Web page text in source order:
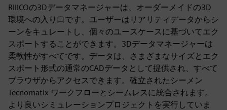
RIIICOの3Dデータマネージャーは、オーダーメイドの3D
環境への入り口です。ユーザーはリアリティデータからシ
ーンをキュレートし、個々のユースケースに基づいてエク
スポートすることができます。3Dデータマネージャーは
柔軟性がすべてです。データは、さまざまなサイズとエク
スポート形式の通常のCADデータとして提供され、すべて
ブラウザからアクセスできます。確立されたシーメン
Tecnomatix ワークフローとシームレスに統合されます。
より良いシミュレーションプロジェクトを実行していま